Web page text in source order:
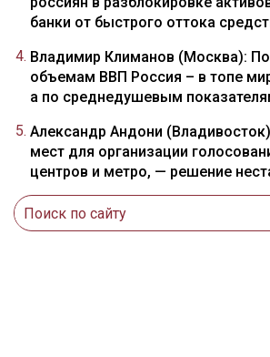
банки от быстрого оттока
Владимир Климанов (Москва):
объемам ВВП Россия – в топе
а по среднедушевым
Александр Андони
мест для организации
центров и метро, — решение